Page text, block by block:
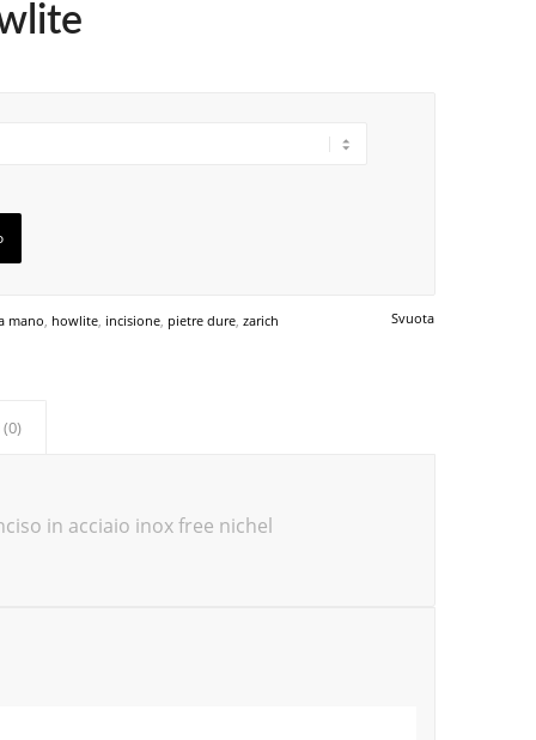
Svuota
mano, howlite, incisione, pietre dure, zarich
in acciaio inox free nichel